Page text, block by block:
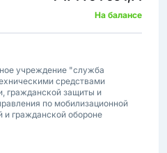
На балансе
учреждение "служба
средствами
гражданской защиты и
по мобилизационной
и гражданской обороне